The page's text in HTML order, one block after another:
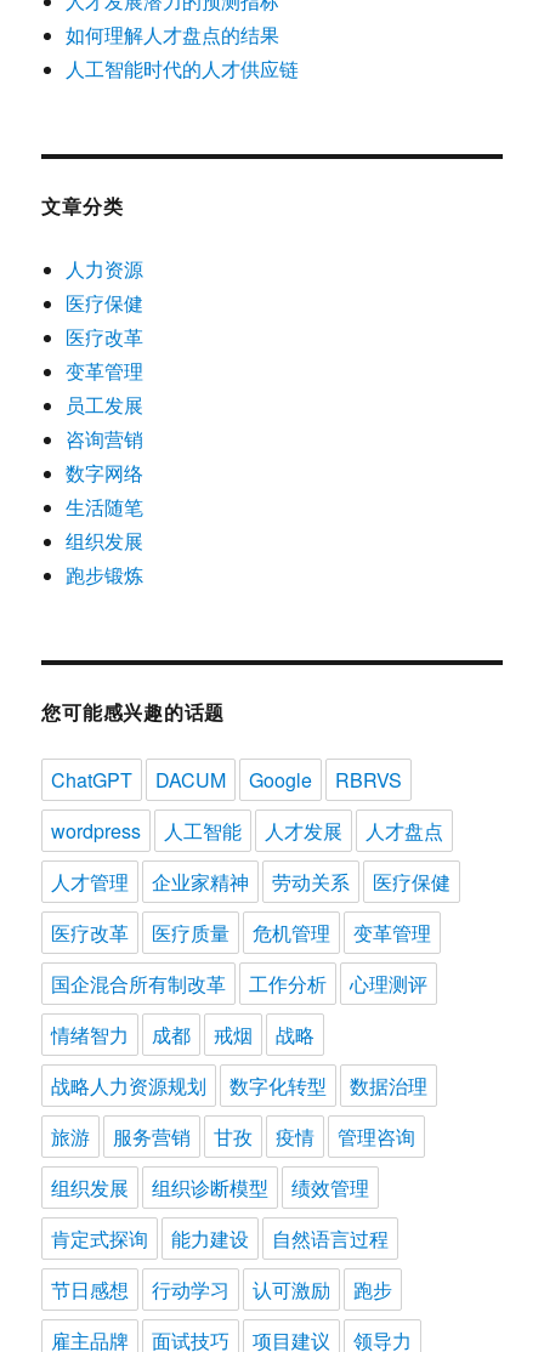
如何理解人才盘点的结果
人工智能时代的人才供应链
文章分类
人力资源
医疗保健
医疗改革
变革管理
员工发展
咨询营销
数字网络
生活随笔
组织发展
跑步锻炼
您可能感兴趣的话题
ChatGPT DACUM Google
RBRVS
wordpress
人工智能 人才发展
人才盘点
人才管理
企业家精神 劳动关系
医疗保健
医疗改革
医疗质量 危机管理
变革管理
国企混合所有制改革
工作分析
心理测评
情绪智力
成都 戒烟
战略
战略人力资源规划
数字化转型
数据治理
旅游
服务营销 甘孜 疫情
管理咨询
组织发展
组织诊断模型
绩效管理
肯定式探询
能力建设
自然语言过程
节日感想
行动学习 认可激励
跑步
雇主品牌
面试技巧 项目建议 领导力